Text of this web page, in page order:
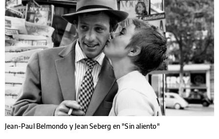
Jean-Paul Belmondo y Jean Seberg en "Sin aliento"